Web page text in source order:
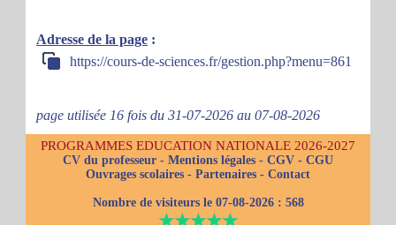
Adresse de la page :
https://cours-de-sciences.fr/gestion.php?menu=861
page utilisée 16 fois du 31-07-2026 au 07-08-2026
PROGRAMMES EDUCATION NATIONALE 2026-2027
CV du professeur - Mentions légales - CGV - CGU
Ouvrages scolaires - Partenaires - Contact
Nombre de visiteurs le 07-08-2026 : 568
★★★★★